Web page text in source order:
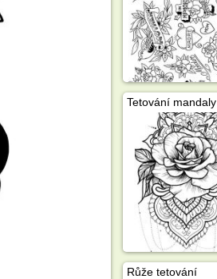
Tetování mandaly
Růže tetování